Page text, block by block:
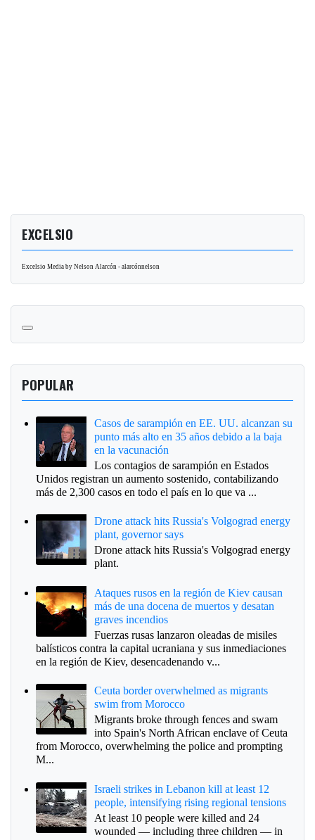
EXCELSIO
Excelsio Media by Nelson Alarcón - alarcónnelson
POPULAR
Casos de sarampión en EE. UU. alcanzan su
punto más alto en 35 años debido a la baja
en la vacunación
Los contagios de sarampión en Estados
Unidos registran un aumento sostenido, contabilizando
más de 2,300 casos en todo el país en lo que va ...
Drone attack hits Russia's Volgograd energy
plant, governor says
Drone attack hits Russia's Volgograd energy
plant.
Ataques rusos en la región de Kiev causan
más de una docena de muertos y desatan
graves incendios
Fuerzas rusas lanzaron oleadas de misiles
balísticos contra la capital ucraniana y sus inmediaciones
en la región de Kiev, desencadenando v...
Ceuta border overwhelmed as migrants
swim from Morocco
Migrants broke through fences and swam
into Spain's North African enclave of Ceuta
from Morocco, overwhelming the police and prompting
M...
Israeli strikes in Lebanon kill at least 12
people, intensifying rising regional tensions
At least 10 people were killed and 24
wounded — including three children — in